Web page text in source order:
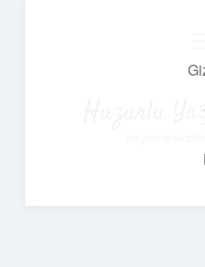
Huzurlu